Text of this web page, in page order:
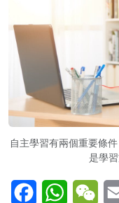
自主學習有兩個重要條
是學
FacebookWhatsApp